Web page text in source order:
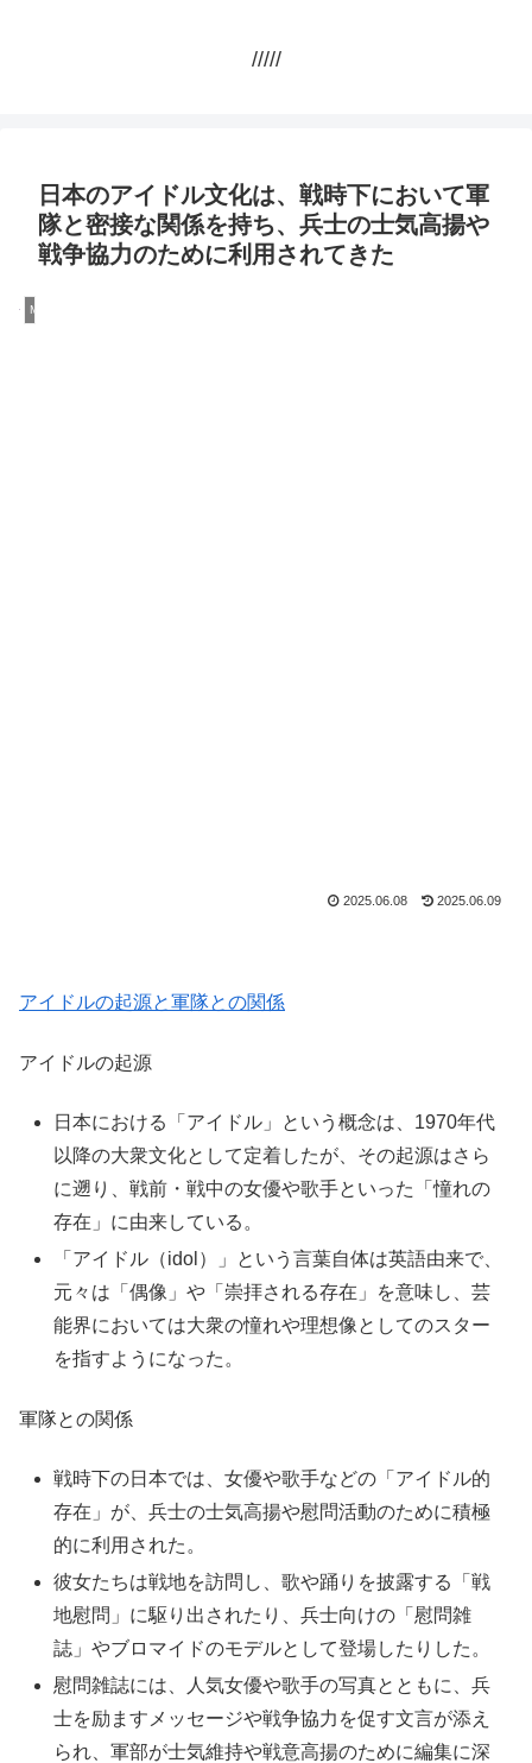
/////
日本のアイドル文化は、戦時下において軍
隊と密接な関係を持ち、兵士の士気高揚や
戦争協力のために利用されてきた
Money
2025.06.08 2025.06.09
アイドルの起源と軍隊との関係
アイドルの起源
日本における「アイドル」という概念は、1970年代
以降の大衆文化として定着したが、その起源はさら
に遡り、戦前・戦中の女優や歌手といった「憧れの
存在」に由来している。
「アイドル（idol）」という言葉自体は英語由来で、
元々は「偶像」や「崇拝される存在」を意味し、芸
能界においては大衆の憧れや理想像としてのスター
を指すようになった。
軍隊との関係
戦時下の日本では、女優や歌手などの「アイドル的
存在」が、兵士の士気高揚や慰問活動のために積極
的に利用された。
彼女たちは戦地を訪問し、歌や踊りを披露する「戦
地慰問」に駆り出されたり、兵士向けの「慰問雑
誌」やブロマイドのモデルとして登場したりした。
慰問雑誌には、人気女優や歌手の写真とともに、兵
士を励ますメッセージや戦争協力を促す文言が添え
られ、軍部が士気維持や戦意高揚のために編集に深